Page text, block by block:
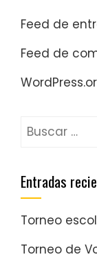
Feed de
Feed de
Entradas
Torneo
Torneo de